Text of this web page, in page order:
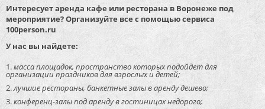
Интересует аренда кафе или ресторана в Воронеже под
мероприятие? Организуйте все с помощью сервиса
100person.ru
У нас вы найдете:
масса площадок, пространство которых подойдет для
организации праздников для взрослых и детей;
лучшие рестораны, банкетные залы в аренду дешево;
конференц-залы под аренду в гостиницах недорого;